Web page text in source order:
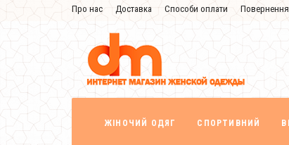
Про нас Доставка Способи оплати
Знижка
ЖІНОЧИЙ ОДЯГ СПОРТИВНИЙ